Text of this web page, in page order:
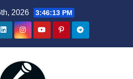
2026 3:46:14 PM